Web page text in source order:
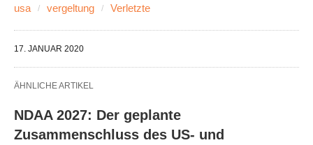
usa
vergeltung Verletzte
17. JANUAR 2020
ÄHNLICHE ARTIKEL
NDAA 2027: Der geplante
Zusammenschluss des US- und